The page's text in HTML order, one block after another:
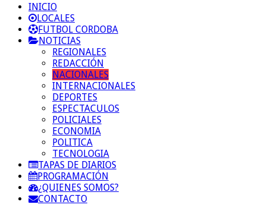
INICIO
LOCALES
FUTBOL CORDOBA
NOTICIAS
REGIONALES
REDACCIÓN
NACIONALES
INTERNACIONALES
DEPORTES
ESPECTACULOS
POLICIALES
ECONOMIA
POLITICA
TECNOLOGIA
TAPAS DE DIARIOS
PROGRAMACIÓN
¿QUIENES SOMOS?
CONTACTO